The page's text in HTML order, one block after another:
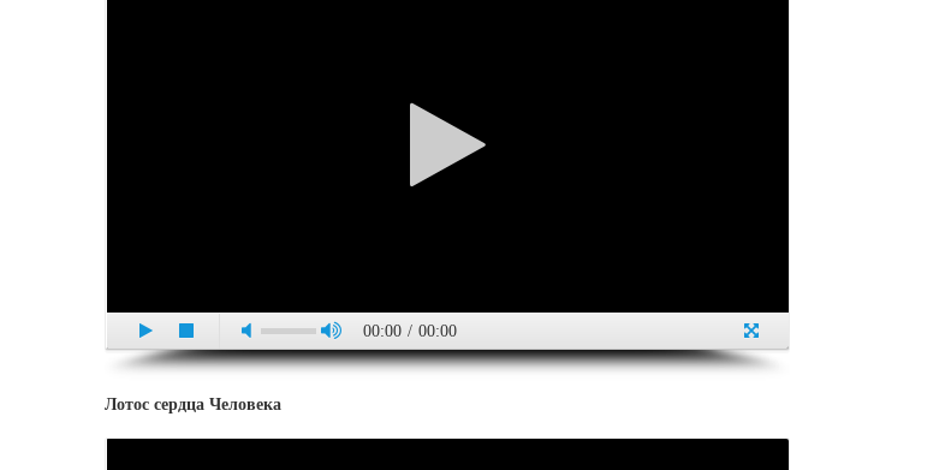
00:00 / 00:00
Лотос сердца Человека